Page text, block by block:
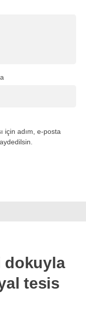
için adım, e-posta
dokuyla
tesis